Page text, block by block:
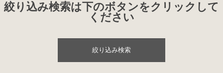
絞り込み検索は下のボタンをクリックして
ください
絞り込み検索